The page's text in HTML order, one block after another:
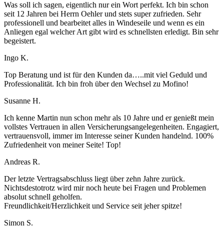
Was soll ich sagen, eigentlich nur ein Wort perfekt. Ich bin schon
seit 12 Jahren bei Herrn Oehler und stets super zufrieden. Sehr
professionell und bearbeitet alles in Windeseile und wenn es ein
Anliegen egal welcher Art gibt wird es schnellsten erledigt. Bin sehr
begeistert.
Ingo K.
Top Beratung und ist für den Kunden da…..mit viel Geduld und
Professionalität. Ich bin froh über den Wechsel zu Mofino!
Susanne H.
Ich kenne Martin nun schon mehr als 10 Jahre und er genießt mein
vollstes Vertrauen in allen Versicherungsangelegenheiten. Engagiert,
vertrauensvoll, immer im Interesse seiner Kunden handelnd. 100%
Zufriedenheit von meiner Seite! Top!
Andreas R.
Der letzte Vertragsabschluss liegt über zehn Jahre zurück.
Nichtsdestotrotz wird mir noch heute bei Fragen und Problemen
absolut schnell geholfen.
Freundlichkeit/Herzlichkeit und Service seit jeher spitze!
Simon S.